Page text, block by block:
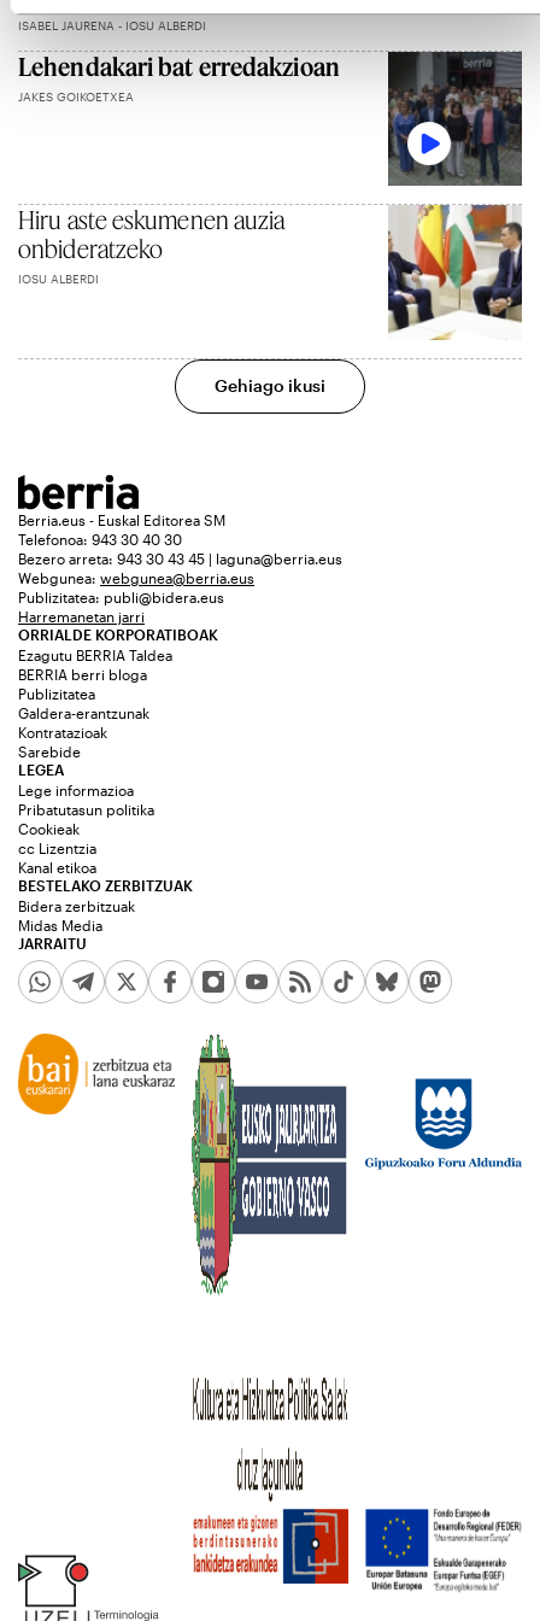
ISABEL JAURENA - IOSU ALBERDI
Lehendakari bat erredakzioan
JAKES GOIKOETXEA
Hiru aste eskumenen auzia
onbideratzeko
IOSU ALBERDI
Gehiago ikusi
Berria.eus - Euskal Editorea SM
Telefonoa: 943 30 40 30
Bezero arreta: 943 30 43 45 | laguna@berria.eus
Webgunea: webgunea@berria.eus
Publizitatea: publi@bidera.eus
Harremanetan jarri
ORRIALDE KORPORATIBOAK
Ezagutu BERRIA Taldea
BERRIA berri bloga
Publizitatea
Galdera-erantzunak
Kontratazioak
Sarebide
JARRAITU
LEGEA
Lege informazioa
Pribatutasun politika
Cookieak
cc Lizentzia
Kanal etikoa
BESTELAKO ZERBITZUAK
Bidera zerbitzuak
Midas Media